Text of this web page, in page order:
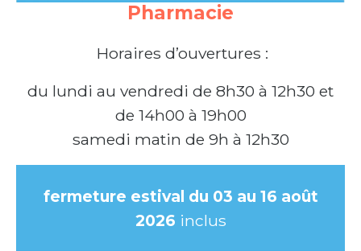
Pharmacie
Horaires d’ouvertures :
du lundi au vendredi de 8h30 à 12h30 et
de 14h00 à 19h00
samedi matin de 9h à 12h30
fermeture estival du 03 au 16 août
2026 inclus